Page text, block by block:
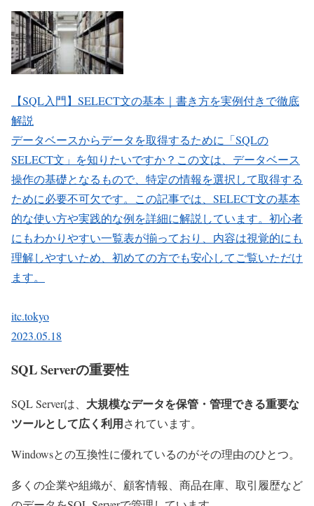
【SQL入門】SELECT文の基本｜書き方を実例付きで徹底
解説
データベースからデータを取得するために「SQLの
SELECT文」を知りたいですか？この文は、データベース
操作の基礎となるもので、特定の情報を選択して取得する
ために必要不可欠です。この記事では、SELECT文の基本
的な使い方や実践的な例を詳細に解説しています。初心者
にもわかりやすい一覧表が揃っており、内容は視覚的にも
理解しやすいため、初めての方でも安心してご覧いただけ
ます。
itc.tokyo
2023.05.18
SQL Serverの重要性
SQL Serverは、 大規模なデータを保管・管理できる重要な
ツールとして広く利用されています。
Windowsとの互換性に優れているのがその理由のひとつ。
多くの企業や組織が、顧客情報、商品在庫、取引履歴など